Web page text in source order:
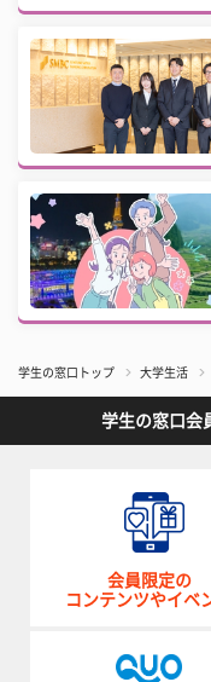
学生の窓口トップ 大学生活
学生の窓口会
会員限定の
コンテンツやイベ